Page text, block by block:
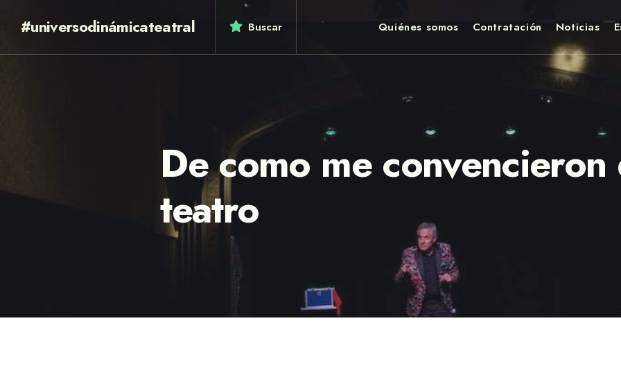
#universodinámicateatral Buscar Quiénes somos Contratación Noticias
De como me
teatro